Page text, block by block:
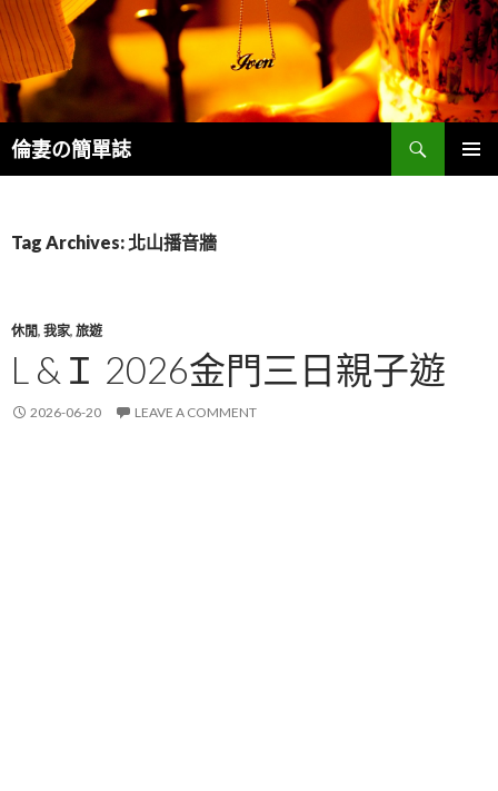
倫妻の簡單誌
Search
Tag Archives: 北山播音牆
休閒, 我家, 旅遊
L &Ｉ 2026金門三日親子遊
2026-06-20 LEAVE A COMMENT